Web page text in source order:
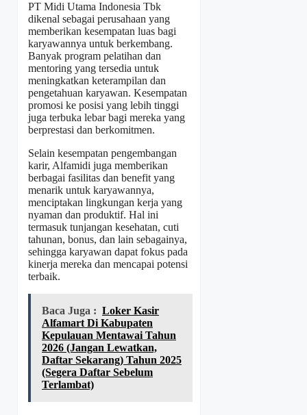
PT Midi Utama Indonesia Tbk
dikenal sebagai perusahaan yang
memberikan kesempatan luas bagi
karyawannya untuk berkembang.
Banyak program pelatihan dan
mentoring yang tersedia untuk
meningkatkan keterampilan dan
pengetahuan karyawan. Kesempatan
promosi ke posisi yang lebih tinggi
juga terbuka lebar bagi mereka yang
berprestasi dan berkomitmen.
Selain kesempatan pengembangan
karir, Alfamidi juga memberikan
berbagai fasilitas dan benefit yang
menarik untuk karyawannya,
menciptakan lingkungan kerja yang
nyaman dan produktif. Hal ini
termasuk tunjangan kesehatan, cuti
tahunan, bonus, dan lain sebagainya,
sehingga karyawan dapat fokus pada
kinerja mereka dan mencapai potensi
terbaik.
Baca Juga : Loker Kasir
Alfamart Di Kabupaten
Kepulauan Mentawai Tahun
2026 (Jangan Lewatkan,
Daftar Sekarang) Tahun 2025
(Segera Daftar Sebelum
Terlambat)